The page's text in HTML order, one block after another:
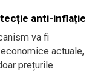
anti-inflație
va fi
actuale,
prețurile